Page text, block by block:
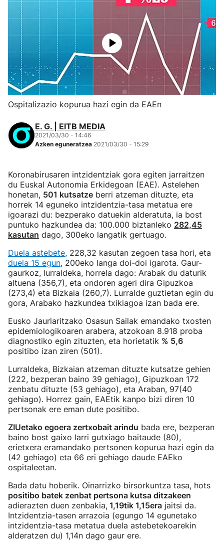
Ospitalizazio kopurua hazi egin da EAEn
E. G. | EITB MEDIA
2021/03/30 - 14:46
Azken eguneratzea 2021/03/30 - 15:29
Koronabirusaren intzidentziak gora egiten jarraitzen
du Euskal Autonomia Erkidegoan (EAE). Astelehen
honetan, 501 kutsatze berri atzeman dituzte, eta
horrek 14 eguneko intzidentzia-tasa metatua ere
igoarazi du: bezperako datuekin alderatuta, ia bost
puntuko hazkundea da: 100.000 biztanleko 282,45
kasutan dago, 300eko langatik gertuago.
Duela astebete, 228,32 kasutan zegoen tasa hori, eta
duela 15 egun, 200eko langa doi-doi igarota. Gaur-
gaurkoz, lurraldeka, horrela dago: Arabak du daturik
altuena (356,7), eta ondoren ageri dira Gipuzkoa
(273,4) eta Bizkaia (260,7). Lurralde guztietan egin du
gora, Arabako hazkundea txikiagoa izan bada ere.
Eusko Jaurlaritzako Osasun Sailak emandako txosten
epidemiologikoaren arabera, atzokoan 8.918 proba
diagnostiko egin zituzten, eta horietatik % 5,6
positibo izan ziren (501).
Lurraldeka, Bizkaian atzeman dituzte kutsatze gehien
(222, bezperan baino 39 gehiago), Gipuzkoan 172
zenbatu dituzte (53 gehiago), eta Araban, 97(40
gehiago). Horrez gain, EAEtik kanpo bizi diren 10
pertsonak ere eman dute positibo.
ZIUetako egoera zertxobait arindu bada ere, bezperan
baino bost gaixo larri gutxiago baitaude (80),
erietxera eramandako pertsonen kopurua hazi egin da
(42 gehiago) eta 66 eri gehiago daude EAEko
ospitaleetan.
Bada datu hoberik. Oinarrizko birsorkuntza tasa, hots
positibo batek zenbat pertsona kutsa ditzakeen
adierazten duen zenbakia, 1,19tik 1,15era jaitsi da.
Intzidentzia-tasen arrazoia (egungo 14 egunetako
intzidentzia-tasa metatua duela astebetekoarekin
alderatzen du) 1,14n dago gaur ere.